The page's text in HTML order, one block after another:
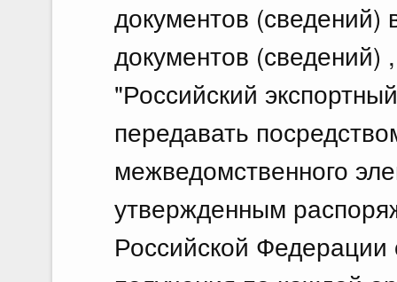
документов (сведений)
документов
"Российский
передавать
межведомственного
утвержденным
Российской
Постановление Правительства
15.07.2026 г. № 888
О мерах по реализации некоторых
Российской Федерации
Постановление Правительства
15.07.2026 г. № 890
Об особой экономической зоне
созданной на территории Заинского